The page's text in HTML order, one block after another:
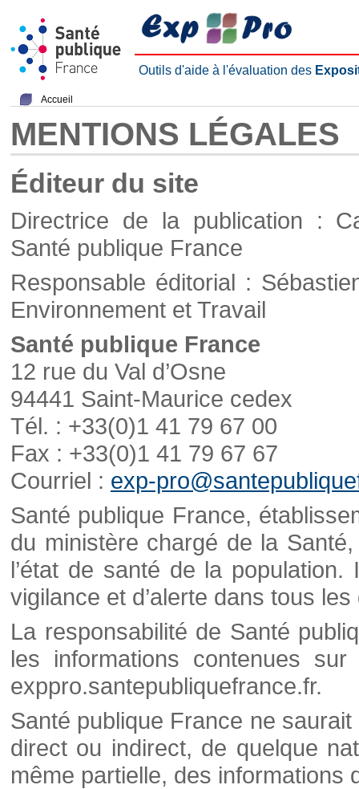
Outils d'aide à l'évaluation des
Accueil
MENTIONS LÉGALES
Éditeur du site
Directrice de la publication :
Santé publique France
Responsable éditorial :
Environnement et Travail
Santé publique France
12 rue du Val d’Osne
94441 Saint-Maurice cedex
Tél. : +33(0)1 41 79 67 00
Fax : +33(0)1 41 79 67 67
Courriel : exp-
Santé publique France,
du ministère chargé de la
l’état de santé de la
vigilance et d’alerte dans tous
La responsabilité de Santé
les informations contenues
exppro.santepubliquefrance.fr.
Santé publique France ne
direct ou indirect, de quelque
même partielle, des informations